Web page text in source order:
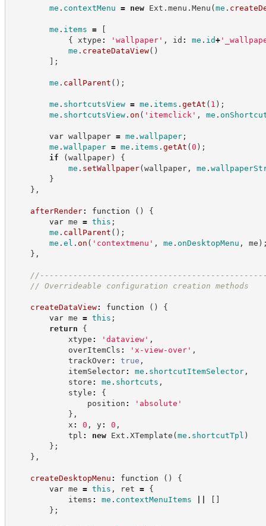
me . contextMenu = new Ext . menu . Menu (me .
me . items =
[
{ xtype : ' wallpaper' , id : me . id+'
me . createDataView( )
] ;
me . callParent ( ) ;
me . shortcutsView = me . items . getAt ( 1 ) ;
me . shortcutsView. on ( ' itemclick ' , me .
var wallpaper = me . wallpaper;
me . wallpaper = me . items . getAt (0 ) ;
if
(wallpaper)
{
me . setWallpaper(wallpaper, me .
}
} ,
afterRender: function ( )
{
var me = this ;
me . callParent ( ) ;
me . el . on ( ' contextmenu ' , me . onDesktopMenu , me )
} ,
//
// Overrideable configuration creation methods
createDataView: function ( )
{
var me = this ;
return
{
xtype : ' dataview' ,
overItemCls : ' x-view-over' ,
trackOver: true ,
itemSelector: me . shortcutItemSelector,
store : me . shortcuts ,
style :
{
position : ' absolute '
} ,
x : 0 , y: 0 ,
tpl : new Ext . XTemplate (me . shortcutTpl )
} ;
} ,
createDesktopMenu : function ( )
{
var me = this , ret =
{
items : me . contextMenuItems [ ]
} ;